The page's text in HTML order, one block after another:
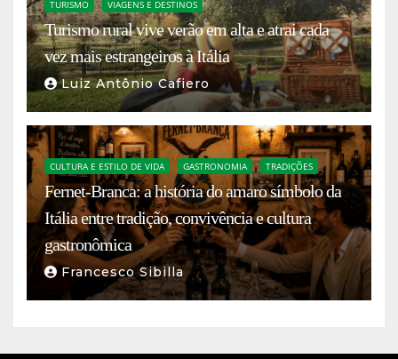
TURISMO VIAGENS E DESTINOS
Turismo rural vive verão em alta e atrai cada
vez mais estrangeiros à Itália
Luiz Antônio Cafiero
CULTURA E ESTILO DE VIDA GASTRONOMIA TRADIÇÕES
Fernet-Branca: a história do amaro símbolo da
Itália entre tradição, convivência e cultura
gastronômica
Francesco Sibilla